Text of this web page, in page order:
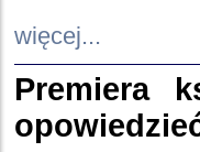
więcej...
Premiera